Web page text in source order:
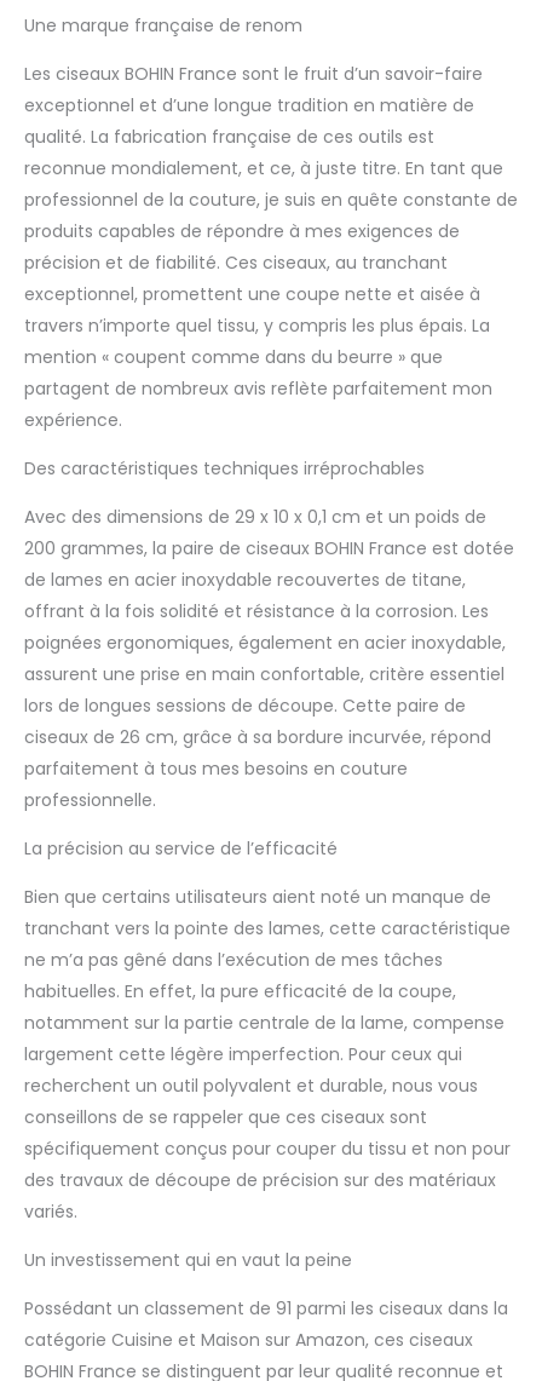
précision, réduisant
soulever le tissu
pendant la coupe Avec
des lames de coupe de
3.5mm d'épaisseur, ils
offrent une puissance
de coupe
supplémentaire Conçu
pour les droitiers pour
une utilisation
confortable
Une marque française de renom
Les ciseaux BOHIN France sont le fruit d’un savoir-faire
exceptionnel et d’une longue tradition en matière de
qualité. La fabrication française de ces outils est
reconnue mondialement, et ce, à juste titre. En tant que
professionnel de la couture, je suis en quête constante de
produits capables de répondre à mes exigences de
précision et de fiabilité. Ces ciseaux, au tranchant
exceptionnel, promettent une coupe nette et aisée à
travers n’importe quel tissu, y compris les plus épais. La
mention « coupent comme dans du beurre » que
partagent de nombreux avis reflète parfaitement mon
expérience.
Des caractéristiques techniques irréprochables
Avec des dimensions de 29 x 10 x 0,1 cm et un poids de
200 grammes, la paire de ciseaux BOHIN France est dotée
de lames en acier inoxydable recouvertes de titane,
offrant à la fois solidité et résistance à la corrosion. Les
poignées ergonomiques, également en acier inoxydable,
assurent une prise en main confortable, critère essentiel
lors de longues sessions de découpe. Cette paire de
ciseaux de 26 cm, grâce à sa bordure incurvée, répond
parfaitement à tous mes besoins en couture
professionnelle.
La précision au service de l’efficacité
Bien que certains utilisateurs aient noté un manque de
tranchant vers la pointe des lames, cette caractéristique
ne m’a pas gêné dans l’exécution de mes tâches
habituelles. En effet, la pure efficacité de la coupe,
notamment sur la partie centrale de la lame, compense
largement cette légère imperfection. Pour ceux qui
recherchent un outil polyvalent et durable, nous vous
conseillons de se rappeler que ces ciseaux sont
spécifiquement conçus pour couper du tissu et non pour
des travaux de découpe de précision sur des matériaux
variés.
Un investissement qui en vaut la peine
Possédant un classement de 91 parmi les ciseaux dans la
catégorie Cuisine et Maison sur Amazon, ces ciseaux
BOHIN France se distinguent par leur qualité reconnue et